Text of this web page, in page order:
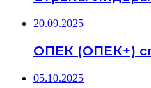
20.09.2025
ОПЕК (ОПЕК+)
05.10.2025